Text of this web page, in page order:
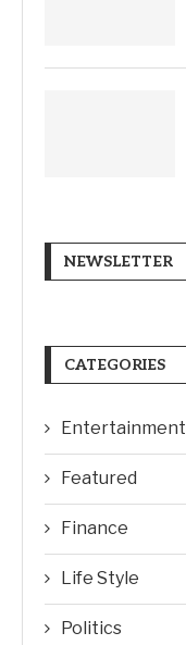
NEWSLETTER
CATEGORIES
Entertainment
Featured
Finance
Life Style
Politics